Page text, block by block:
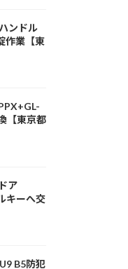
ンドル
作業【東
【東京都
ア
キーへ交
B5防犯